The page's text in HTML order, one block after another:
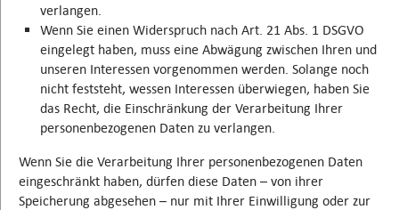
verlangen.
Wenn Sie einen Widerspruch nach Art. 21 Abs. 1 DSGVO
eingelegt haben, muss eine Abwägung zwischen Ihren und
unseren Interessen vorgenommen werden. Solange noch
nicht feststeht, wessen Interessen überwiegen, haben Sie
das Recht, die Einschränkung der Verarbeitung Ihrer
personenbezogenen Daten zu verlangen.
Wenn Sie die Verarbeitung Ihrer personenbezogenen Daten
eingeschränkt haben, dürfen diese Daten – von ihrer
Speicherung abgesehen – nur mit Ihrer Einwilligung oder zur